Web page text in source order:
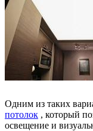
Одним из таких
потолок , который
освещение и